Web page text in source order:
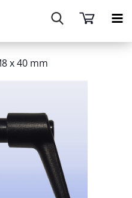
x 40 mm